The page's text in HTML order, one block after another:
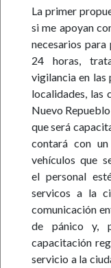
La primer
si me apoyan
necesarios
24 horas,
vigilancia en las
localidades, las
Nuevo
que será
contará con
vehículos que
el personal
servicos a la
comunicación
de pánico y,
capacitación
servicio a la